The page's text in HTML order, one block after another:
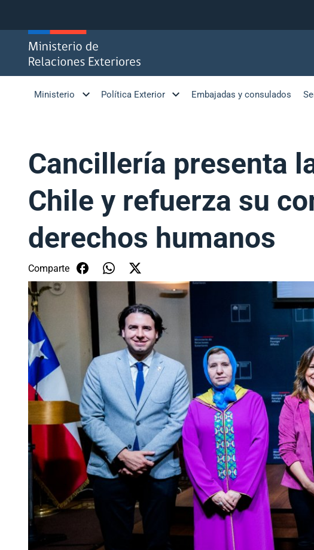
Ministerio Política Exterior Embajadas y consulados
Cancillería presenta
Chile y refuerza su
derechos humanos
Comparte